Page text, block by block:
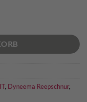
, Dyneema Reepschnur,